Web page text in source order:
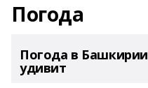
Погода
Погода в Башкирии
удивит